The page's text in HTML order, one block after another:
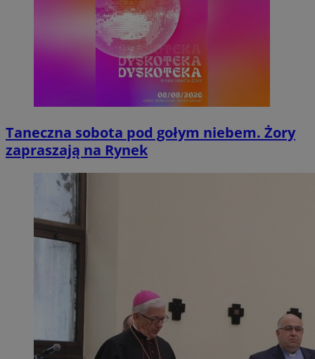
Taneczna sobota pod gołym niebem. Żory
zapraszają na Rynek